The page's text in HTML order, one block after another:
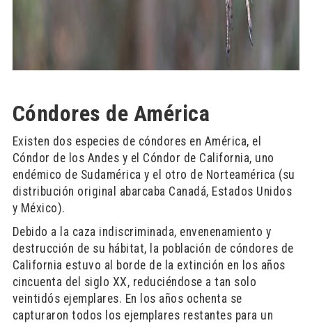
Cóndores de América
Existen dos especies de cóndores en América, el
Cóndor de los Andes y el Cóndor de California, uno
endémico de Sudamérica y el otro de Norteamérica (su
distribución original abarcaba Canadá, Estados Unidos
y México).
Debido a la caza indiscriminada, envenenamiento y
destrucción de su hábitat, la población de cóndores de
California estuvo al borde de la extinción en los años
cincuenta del siglo XX, reduciéndose a tan solo
veintidós ejemplares. En los años ochenta se
capturaron todos los ejemplares restantes para un